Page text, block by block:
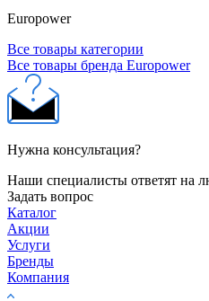
Europower
Все товары категории
Все товары бренда Europower
Нужна консультация?
Наши специалисты ответят на
Задать вопрос
Каталог
Акции
Услуги
Бренды
Компания